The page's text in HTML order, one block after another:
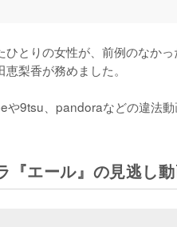
とりの女性が、前例のなか
梨香が務めました。
や9tsu、pandoraなどの違法
エール』の見逃し